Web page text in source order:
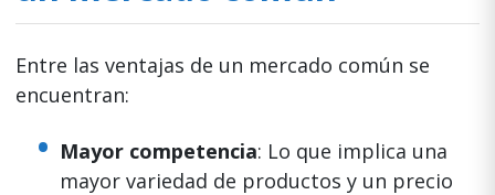
Entre las ventajas de un mercado común se
encuentran:
Mayor competencia: Lo que implica una
mayor variedad de productos y un precio